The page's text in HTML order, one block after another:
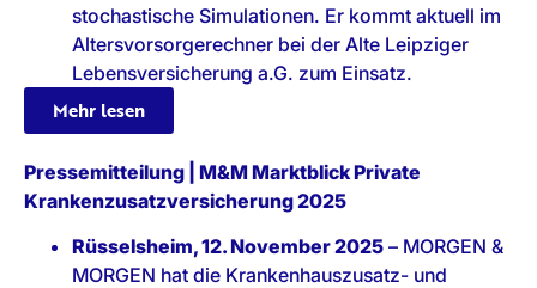
stochastische Simulationen. Er kommt aktuell im
Altersvorsorgerechner bei der Alte Leipziger
Lebensversicherung a.G. zum Einsatz.
Mehr lesen
Pressemitteilung | M&M Marktblick Private
Krankenzusatzversicherung 2025
Rüsselsheim, 12. November 2025 – MORGEN &
MORGEN hat die Krankenhauszusatz- und